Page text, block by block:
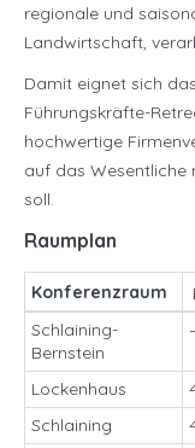
regionale und
Landwirtschaft,
Damit eignet sich
Führungskräfte-
hochwertige
auf das Wesentliche
soll.
Raumplan
Konferenzraum
Schlaining-
Bernstein
Lockenhaus
Schlaining